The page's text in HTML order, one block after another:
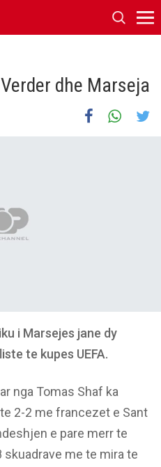
dhe Marseja
i Marsejes jane dy
te kupes UEFA.
nga Tomas Shaf ka
2-2 me francezet e Sant
e pare merr te
me te mira te